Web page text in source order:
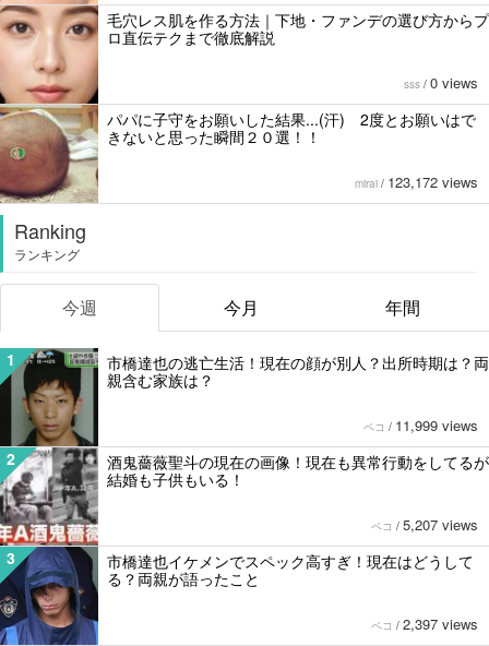
毛穴レス肌を作る方法｜下地・ファンデの選び方からプ
ロ直伝テクまで徹底解説
sss / 0 views
パパに子守をお願いした結果...(汗) 2度とお願いはで
きないと思った瞬間２０選！！
mirai / 123,172 views
Ranking
ランキング
今週 今月 年間
1
市橋達也の逃亡生活！現在の顔が別人？出所時期は？両
親含む家族は？
ペコ / 11,999 views
2
酒鬼薔薇聖斗の現在の画像！現在も異常行動をしてるが
結婚も子供もいる！
ペコ / 5,207 views
3
市橋達也イケメンでスペック高すぎ！現在はどうして
る？両親が語ったこと
ペコ / 2,397 views